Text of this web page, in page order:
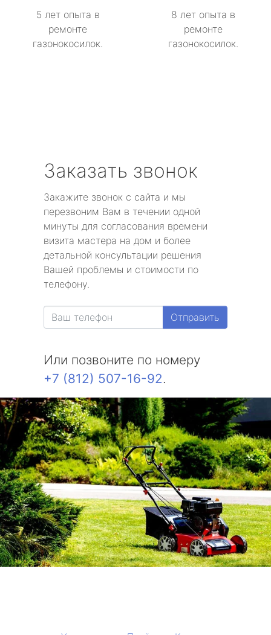
5 лет опыта в
ремонте
газонокосилок.
8 лет опыта в
ремонте
газонокосилок.
Заказать звонок
Закажите звонок с сайта и мы
перезвоним Вам в течении одной
минуты для согласования времени
визита мастера на дом и более
детальной консультации решения
Вашей проблемы и стоимости по
телефону.
Отправить
Или позвоните по номеру
+7 (812) 507-16-92.